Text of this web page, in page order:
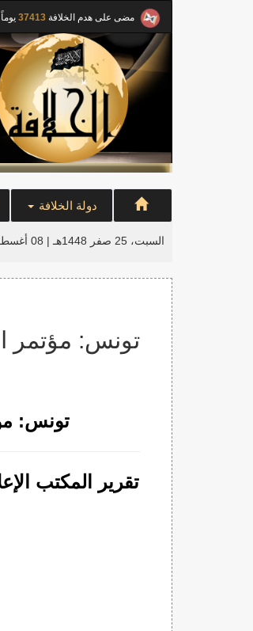
مضى على هدم الخلافة 37413 يوماً
دولة الخلافة
السبت، 25 صفر 1448هـ | 08 أغسطس 2026م |
تونس: مؤتمر
تونس:
تقرير المكتب